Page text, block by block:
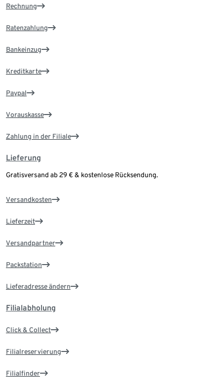
Rechnung
Ratenzahlung
Bankeinzug
Kreditkarte
Paypal
Vorauskasse
Zahlung in der Filiale
Lieferung
Gratisversand ab 29 € & kostenlose Rücksendung.
Versandkosten
Lieferzeit
Versandpartner
Packstation
Lieferadresse ändern
Filialabholung
Click & Collect
Filialreservierung
Filialfinder